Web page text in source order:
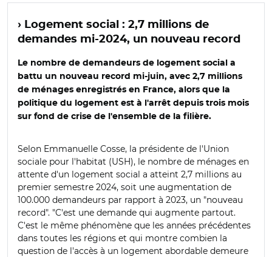
› Logement social : 2,7 millions de
demandes mi-2024, un nouveau record
Le nombre de demandeurs de logement social a
battu un nouveau record mi-juin, avec 2,7 millions
de ménages enregistrés en France, alors que la
politique du logement est à l'arrêt depuis trois mois
sur fond de crise de l'ensemble de la filière.
Selon Emmanuelle Cosse, la présidente de l'Union
sociale pour l'habitat (USH), le nombre de ménages en
attente d'un logement social a atteint 2,7 millions au
premier semestre 2024, soit une augmentation de
100.000 demandeurs par rapport à 2023, un "nouveau
record". "C'est une demande qui augmente partout.
C'est le même phénomène que les années précédentes
dans toutes les régions et qui montre combien la
question de l'accès à un logement abordable demeure